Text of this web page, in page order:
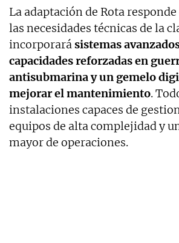
La adaptación de Rota
las necesidades técnicas de la
incorporarásistemas
capacidades reforzadas en
antisubmarina y un gemelo
mejorar el mantenimiento.
instalaciones capaces de
equipos de alta complejidad y
mayor de operaciones.